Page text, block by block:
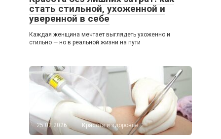
стать стильной, ухоженной и
уверенной в себе
Каждая женщина мечтает выглядеть ухоженно и
стильно — но в реальной жизни на пути
25.02.2026 Красота и здоровье